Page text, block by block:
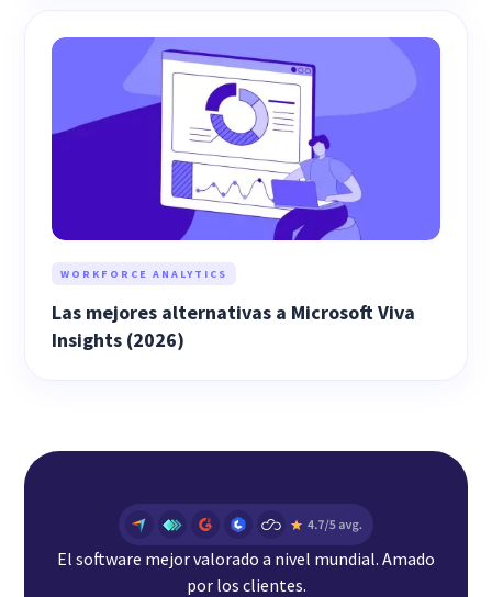
WORKFORCE ANALYTICS
Las mejores alternativas a Microsoft Viva
Insights (2026)
El software mejor valorado a nivel mundial. Amado
por los clientes.